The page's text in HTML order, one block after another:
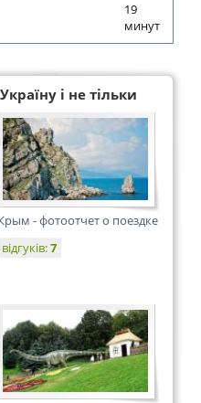
19
минут
і не тільки
- фотоотчет о поездке
відгуків:7